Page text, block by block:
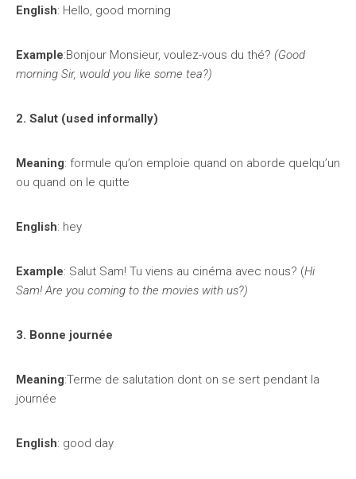
English: Hello, good morning
Example:Bonjour Monsieur, voulez-vous du thé? (Good
morning Sir, would you like some tea?)
2. Salut (used informally)
Meaning: formule qu’on emploie quand on aborde quelqu’un
ou quand on le quitte
English: hey
Example: Salut Sam! Tu viens au cinéma avec nous? (Hi
Sam! Are you coming to the movies with us?)
3. Bonne journée
Meaning:Terme de salutation dont on se sert pendant la
journée
English: good day